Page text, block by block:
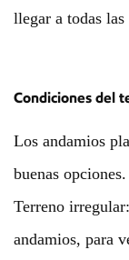
llegar a todas las
Condiciones del
Los andamios
buenas opciones.
Terreno
andamios, para